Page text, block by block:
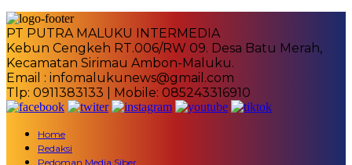
PT PUTRA MALUKU INTERMEDIA
Kebun Cengkeh RT.006/RW 09. Desa Batu Merah,
Kecamatan Sirimau Ambon-Maluku.
Email : infomalukunews@gmail.com
Tlp: 0911383133 | Mobile: 085243316910
Home
Redaksi
Pedoman Media Siber